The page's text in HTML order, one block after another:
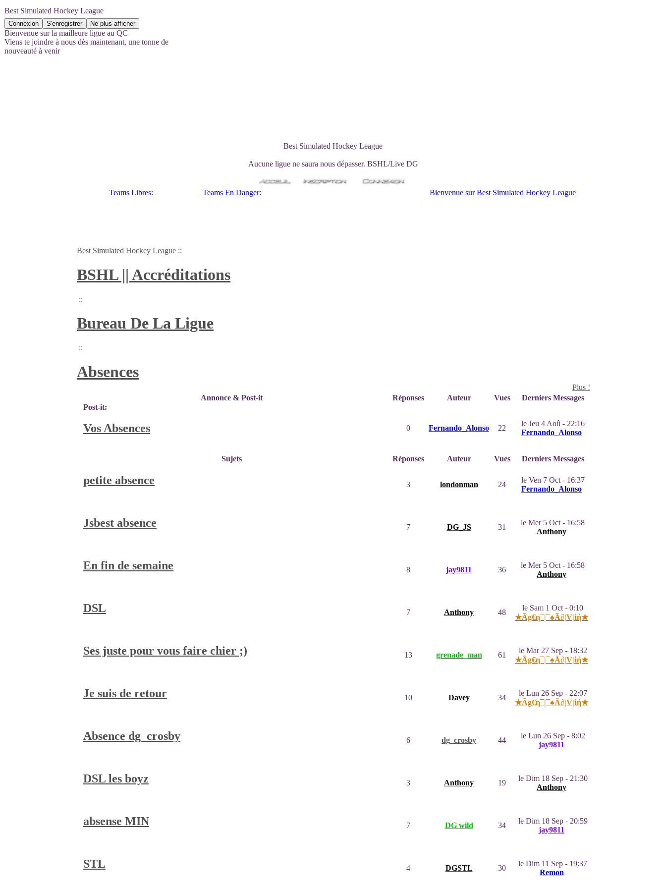
Best Simulated Hockey League
Bienvenue sur la mailleure ligue au QC
Viens te joindre à nous dès maintenant, une tonne de
nouveauté à venir
Best Simulated Hockey League
Aucune ligue ne saura nous dépasser. BSHL/Live DG
Teams Libres: Teams En Danger: Bienvenue sur Best Simulated Hockey League
Best Simulated Hockey League ::
BSHL || Accréditations
::
Bureau De La Ligue
::
Absences
Plus !
Annonce & Post-it
Réponses Auteur Vues
Derniers Messages
Post-it:
Vos Absences 0 Fernando_Alonso 22
le Jeu 4 Aoû - 22:16
Fernando_Alonso
Sujets Réponses Auteur Vues Derniers Messages
petite absence 3 londonman 24
le Ven 7 Oct - 16:37
Fernando_Alonso
Jsbest absence 7 DG_JS 31
le Mer 5 Oct - 16:58
Anthony
En fin de semaine 8 jay9811 36
le Mer 5 Oct - 16:58
Anthony
DSL 7 Anthony 48
le Sam 1 Oct - 0:10
★Ãg€η¯|¯♠Ã∂|V|ίή★
Ses juste pour vous faire chier ;) 13 grenade_man 61
le Mar 27 Sep - 18:32
★Ãg€η¯|¯♠Ã∂|V|ίή★
Je suis de retour 10 Davey 34
le Lun 26 Sep - 22:07
★Ãg€η¯|¯♠Ã∂|V|ίή★
Absence dg_crosby 6 dg_crosby 44
le Lun 26 Sep - 8:02
jay9811
DSL les boyz 3 Anthony 19
le Dim 18 Sep - 21:30
Anthony
absense MIN 7 DG wild 34
le Dim 18 Sep - 20:59
jay9811
STL 4 DGSTL 30
le Dim 11 Sep - 19:37
Remon